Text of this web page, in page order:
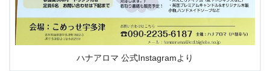
ハナアロマ 公式Instagramより